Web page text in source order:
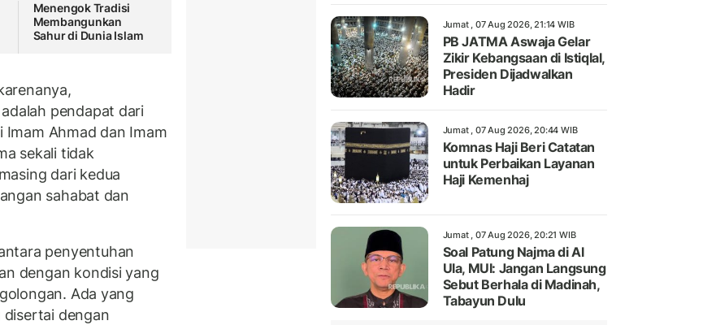
Menengok Tradisi
Membangunkan
Sahur di Dunia Islam
pendapat dari
Ahmad dan Imam
sekali tidak
dari kedua
sahabat dan
penyentuhan
dengan kondisi yang
Ada yang
dengan
Jumat , 07 Aug 2026, 21:14 WIB
PB JATMA Aswaja Gelar
Zikir Kebangsaan di Istiqlal,
Presiden Dijadwalkan
Hadir
Jumat , 07 Aug 2026, 20:44 WIB
Komnas Haji Beri Catatan
untuk Perbaikan Layanan
Haji Kemenhaj
Jumat , 07 Aug 2026, 20:21 WIB
Soal Patung Najma di Al
Ula, MUI: Jangan Langsung
Sebut Berhala di Madinah,
Tabayun Dulu